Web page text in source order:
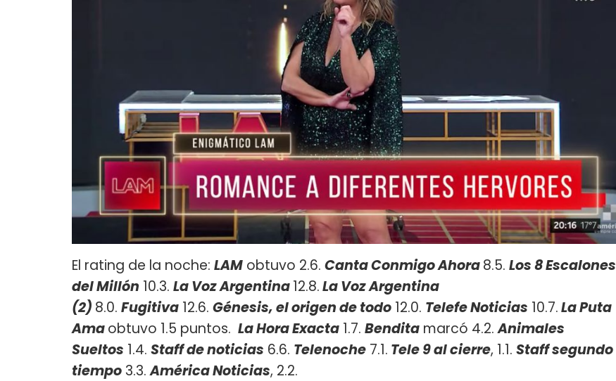
El rating de la noche: LAM obtuvo 2.6. Canta Conmigo Ahora8.5. Los 8 Escalones
del Millón 10.3. La Voz Argentina12.8.La Voz Argentina
(2) 8.0. Fugitiva 12.6. Génesis, el origen de todo 12.0. Telefe Noticias 10.7.La Puta
Amaobtuvo 1.5 puntos. La Hora Exacta 1.7. Bendita marcó 4.2.Animales
Sueltos 1.4. Staff de noticias 6.6. Telenoche 7.1. Tele 9 al cierre, 1.1. Staff segundo
tiempo 3.3.América Noticias, 2.2.